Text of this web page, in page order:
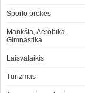
Sporto prekės
Mankšta, Aerobika,
Gimnastika
Laisvalaikis
Turizmas